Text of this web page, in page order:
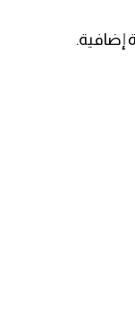
إضافية.